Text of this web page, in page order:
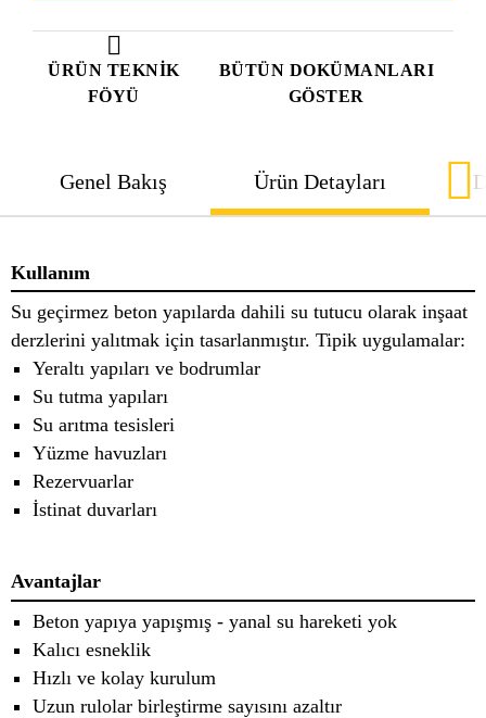
ÜRÜN TEKNIK
FÖYÜ
BÜTÜN DOKÜMANLARI
GÖSTER
Genel Bakış Ürün Detayları
Kullanım
Su geçirmez beton yapılarda dahili su tutucu olarak inşaat
derzlerini yalıtmak için tasarlanmıştır. Tipik uygulamalar:
Yeraltı yapıları ve bodrumlar
Su tutma yapıları
Su arıtma tesisleri
Yüzme havuzları
Rezervuarlar
İstinat duvarları
Avantajlar
Beton yapıya yapışmış - yanal su hareketi yok
Kalıcı esneklik
Hızlı ve kolay kurulum
Uzun rulolar birleştirme sayısını azaltır